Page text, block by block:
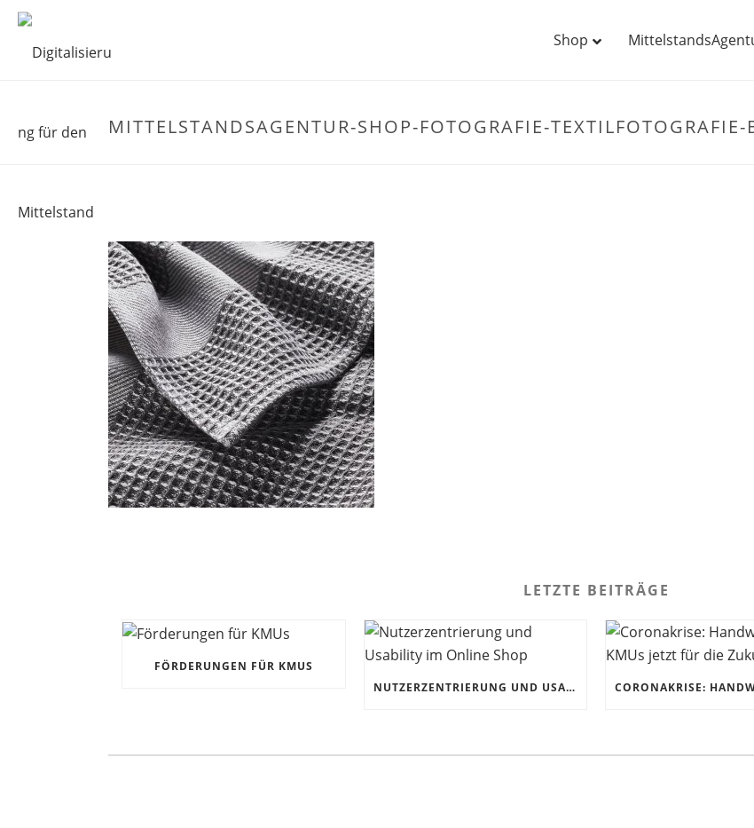
Shop
MITTELSTANDSAGENTUR-SHOP-FOTOGRAFIE-
LETZTE BEITRÄGE
FÖRDERUNGEN FÜR KMUS
NUTZERZENTRIERUNG UND USABILITY IM ONLINE SHOP